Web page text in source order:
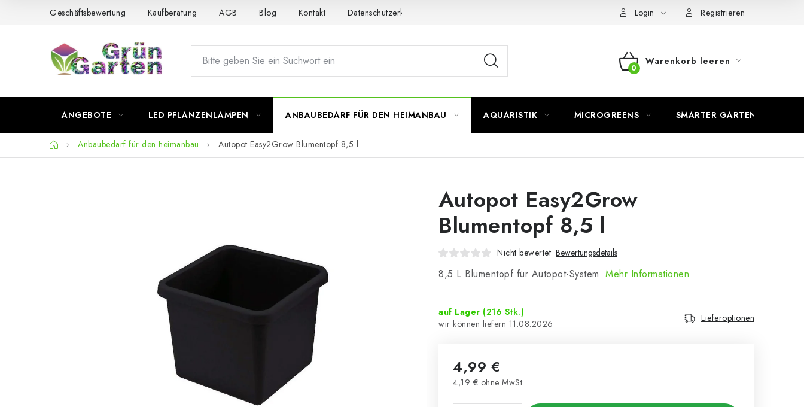
Geschäftsbewertung Kaufberatung AGB Blog Kontakt Datenschutzerklärung Login Registrieren
WARENKORB
Warenkorb leeren
ANGEBOTE LED PFLANZENLAMPEN ANBAUBEDARF FÜR DEN HEIMANBAU AQUARISTIK MICROGREENS SMARTER GARTEN
StartseiteAnbaubedarf für den heimanbau Autopot Easy2Grow Blumentopf 8,5 l
Autopot Easy2Grow
Blumentopf 8,5 l
Nicht bewertet Bewertungsdetails
8,5 L Blumentopf für Autopot-System Mehr Informationen
auf Lager (216 Stk.)
11.08.2026
Lieferoptionen
4,99 €
4,19 € ohne MwSt.